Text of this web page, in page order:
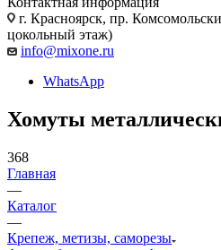
г. Красноярск, пр.
цокольный этаж)
info@mixone.ru
WhatsApp
Хомуты
368
Главная
—
Каталог
—
Крепеж, метизы, саморезы